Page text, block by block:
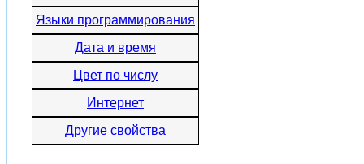
Языки программирования
Дата и время
Цвет по числу
Интернет
Другие свойства